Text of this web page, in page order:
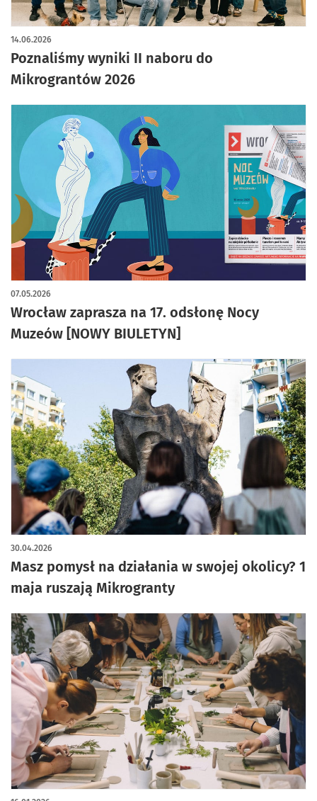
Poznaliśmy wyniki II naboru do
Mikrograntów 2026
14.06.2026
Wrocław zaprasza na 17. odsłonę Nocy
Muzeów [NOWY BIULETYN]
07.05.2026
Masz pomysł na działania w swojej okolicy? 1
maja ruszają Mikrogranty
30.04.2026